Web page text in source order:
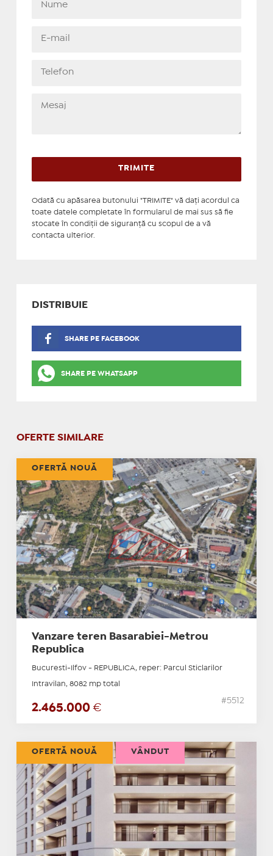
Odată cu apăsarea butonului "TRIMITE" vă daţi acordul ca
toate datele completate în formularul de mai sus să fie
stocate în condiţii de siguranţă cu scopul de a vă
contacta ulterior.
DISTRIBUIE
SHARE PE FACEBOOK
SHARE PE WHATSAPP
OFERTE SIMILARE
Vanzare teren Basarabiei-Metrou
Republica
Bucuresti-Ilfov - REPUBLICA, reper: Parcul Sticlarilor
Intravilan, 8082 mp total
2.465.000 €
#5512
OFERTĂ NOUĂ
OFERTĂ NOUĂ VÂNDUT